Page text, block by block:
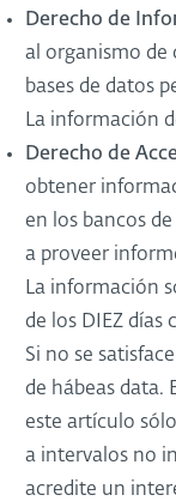
Derecho de
al organismo de
bases de datos
La información
Derecho de
obtener
en los bancos
a proveer
La información
de los DIEZ días
Si no se
de hábeas data.
este artículo
a intervalos no
acredite un